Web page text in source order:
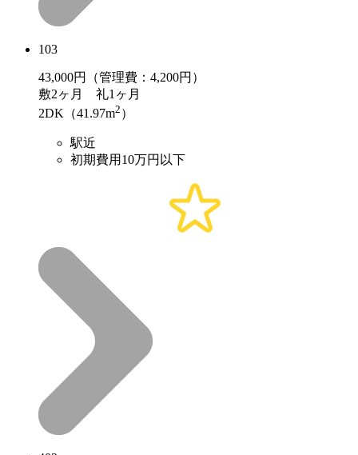
103
43,000円（管理費：4,200円）
敷2ヶ月 礼1ヶ月
2DK（41.97m2 ）
駅近
初期費用10万円以下